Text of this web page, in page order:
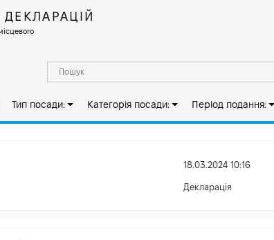
Тип посади: Категорія посади: Період подання:
18.03.2024 10:16
Декларація